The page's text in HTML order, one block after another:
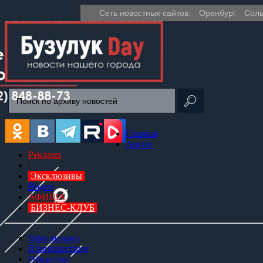
Сеть новостных сайтов: Оренбург
Главная
Архив
Реклама
Эксклюзивы
Видео
АФИША
БИЗНЕС-КЛУБ
Официально
Происшествия
Общество